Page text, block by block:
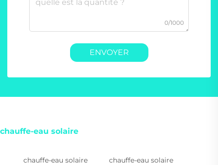
0/1000
ENVOYER
chauffe-eau solaire
chauffe-eau solaire chauffe-eau solaire